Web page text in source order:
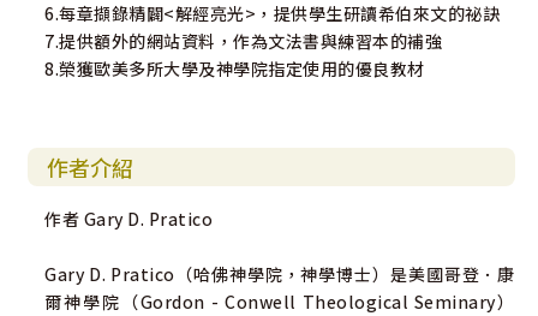
6.每章擷錄精闢<解經亮光>，提供學生研讀希伯來文的祕訣
7.提供額外的網站資料，作為文法書與練習本的補強
8.榮獲歐美多所大學及神學院指定使用的優良教材
作者介紹
作者 Gary D. Pratico
Gary D. Pratico（哈佛神學院，神學博士）是美國哥登．康
爾神學院（Gordon - Conwell Theological Seminary）